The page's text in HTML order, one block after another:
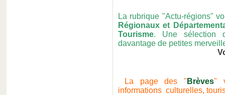
La rubrique "Actu-régions"
Régionaux et
Tourisme. Une sélection
davantage de petites
La page des " Brèves"
informations culturelles,